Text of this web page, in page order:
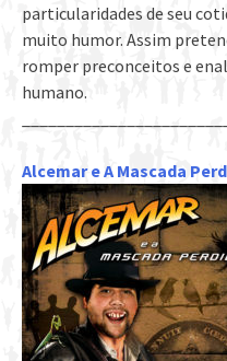
particularidades de seu
muito humor. Assim
romper preconceitos e
humano.
Alcemar e A Mascada